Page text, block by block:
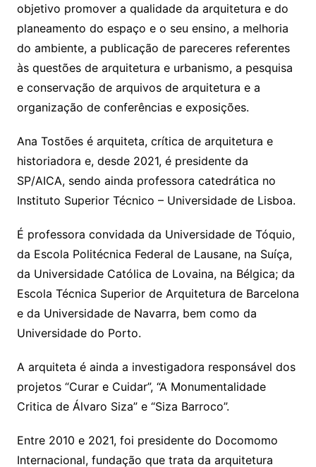
objetivo promover a qualidade da arquitetura e do
planeamento do espaço e o seu ensino, a melhoria
do ambiente, a publicação de pareceres referentes
às questões de arquitetura e urbanismo, a pesquisa
e conservação de arquivos de arquitetura e a
organização de conferências e exposições.
Ana Tostões é arquiteta, crítica de arquitetura e
historiadora e, desde 2021, é presidente da
SP/AICA, sendo ainda professora catedrática no
Instituto Superior Técnico – Universidade de Lisboa.
É professora convidada da Universidade de Tóquio,
da Escola Politécnica Federal de Lausane, na Suíça,
da Universidade Católica de Lovaina, na Bélgica; da
Escola Técnica Superior de Arquitetura de Barcelona
e da Universidade de Navarra, bem como da
Universidade do Porto.
A arquiteta é ainda a investigadora responsável dos
projetos “Curar e Cuidar”, “A Monumentalidade
Critica de Álvaro Siza” e “Siza Barroco”.
Entre 2010 e 2021, foi presidente do Docomomo
Internacional, fundação que trata da arquitetura